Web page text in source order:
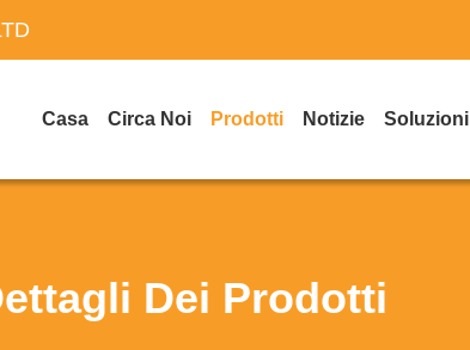
Casa Circa Noi Prodotti Notizie Soluzioni
Dei Prodotti